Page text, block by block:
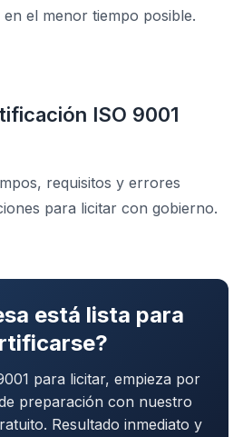
el menor tiempo posible.
ISO 9001
requisitos y errores
para licitar con gobierno.
está lista para
para licitar, empieza por
preparación con nuestro
Resultado inmediato y